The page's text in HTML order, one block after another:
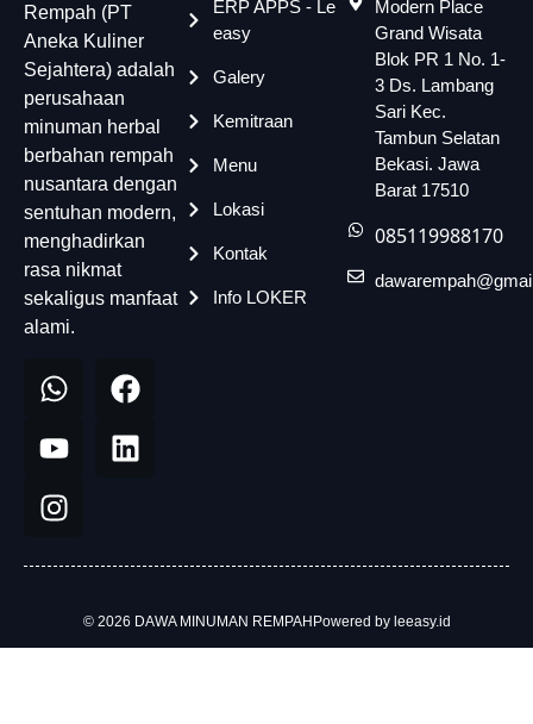
Rempah (PT
Aneka Kuliner
Sejahtera) adalah
perusahaan
minuman herbal
berbahan rempah
nusantara dengan
sentuhan modern,
menghadirkan
rasa nikmat
sekaligus manfaat
alami.
ERP APPS - Le
easy
Galery
Kemitraan
Menu
Lokasi
Kontak
Info LOKER
Modern Place
Grand Wisata
Blok PR 1 No. 1-
3 Ds. Lambang
Sari Kec.
Tambun Selatan
Bekasi. Jawa
Barat 17510
085119988170
© 2026 DAWA MINUMAN REMPAH Powered by leeasy.id